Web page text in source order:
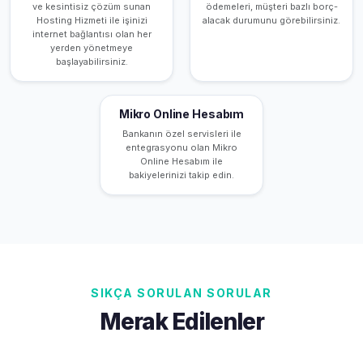
ve kesintisiz çözüm sunan
Hosting Hizmeti ile işinizi
internet bağlantısı olan her
yerden yönetmeye
başlayabilirsiniz.
ödemeleri, müşteri bazlı borç-
alacak durumunu görebilirsiniz.
Mikro Online Hesabım
Bankanın özel servisleri ile
entegrasyonu olan Mikro
Online Hesabım ile
bakiyelerinizi takip edin.
SIKÇA SORULAN SORULAR
Merak Edilenler